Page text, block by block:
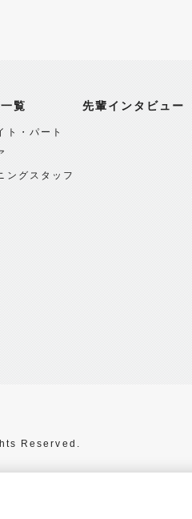
覧
ト・パート
ングスタッフ
先輩インタビュー
Reserved.